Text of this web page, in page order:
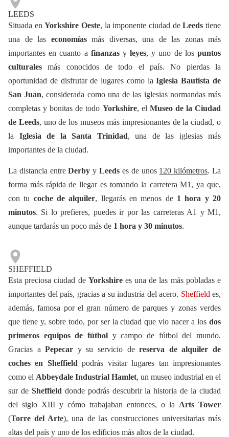
LEEDS
Situada enYorkshire Oeste, la imponente ciudad deLeedstiene
una de las economíasmás diversas, una de las zonas más
importantes en cuanto a finanzasyleyes, y uno de lospuntos
culturales más conocidos de todo el país. No pierdas la
oportunidad de disfrutar de lugares como laIglesia Bautista de
San Juan, considerada como una de las iglesias normandas más
completas y bonitas de todo Yorkshire, el Museo de la Ciudad
de Leeds, uno de los museos más impresionantes de la ciudad, o
la Iglesia de la Santa Trinidad, una de las iglesias más
importantes de la ciudad.
La distancia entreDerbyyLeeds es de unos 120 kilómetros. La
forma más rápida de llegar es tomando la carretera M1, ya que,
con tu coche de alquiler, llegarás en menos de 1 hora y 20
minutos. Si lo prefieres, puedes ir por las carreteras A1 y M1,
aunque tardarás un poco más de 1 hora y 30 minutos.
SHEFFIELD
Esta preciosa ciudad de Yorkshirees una de las más pobladas e
importantes del país, gracias a su industria del acero. Sheffield es,
además, famosa por el gran número de parques y zonas verdes
que tiene y, sobre todo, por ser la ciudad que vio nacer a los dos
primeros equipos de fútbol y campo de fútbol del mundo.
Gracias aPepecar y su servicio dereserva de alquiler de
coches en Sheffield podrás visitar lugares tan impresionantes
como el Abbeydale Industrial Hamlet, un museo industrial en el
sur de Sheffield donde podrás descubrir la historia de la ciudad
del siglo XIII y cómo trabajaban entonces, o la Arts Tower
(Torre del Arte), una de las construcciones universitarias más
altas del país y uno de los edificios más altos de la ciudad.